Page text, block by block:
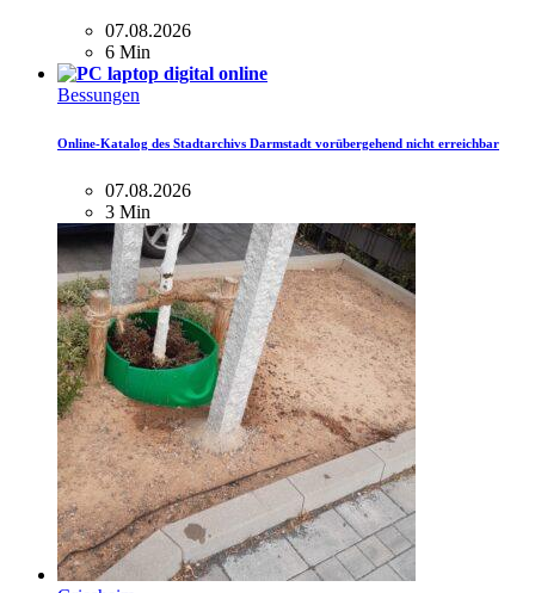
07.08.2026
6 Min
Bessungen
Online-Katalog des Stadtarchivs Darmstadt vorübergehend nicht erreichbar
07.08.2026
3 Min